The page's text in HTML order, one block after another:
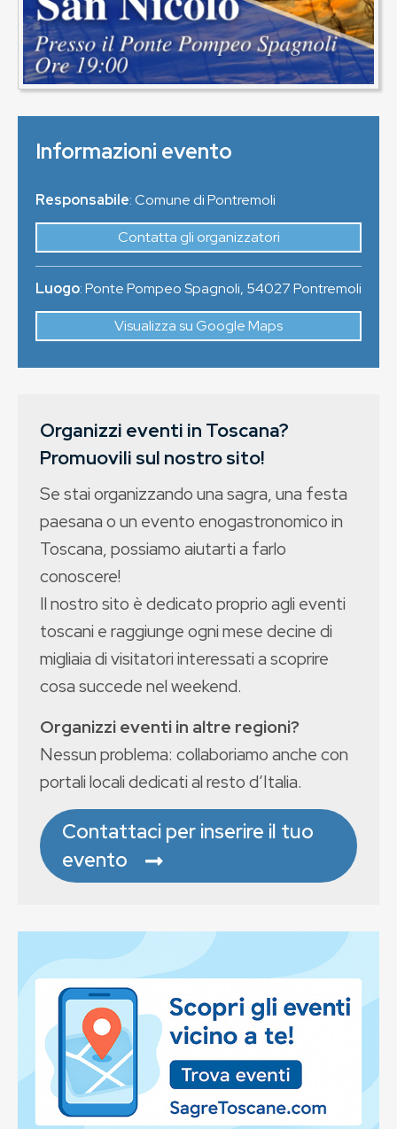
Informazioni evento
Responsabile: Comune di Pontremoli
Contatta gli organizzatori
Luogo:Ponte Pompeo Spagnoli, 54027Pontremoli
Visualizza su Google Maps
Organizzi eventi in Toscana?
Promuovili sul nostro sito!
Se stai organizzando una sagra, una festa
paesana o un evento enogastronomico in
Toscana, possiamo aiutarti a farlo
conoscere!
Il nostro sito è dedicato proprio agli eventi
toscani e raggiunge ogni mese decine di
migliaia di visitatori interessati a scoprire
cosa succede nel weekend.
Organizzi eventi in altre regioni?
Nessun problema: collaboriamo anche con
portali locali dedicati al resto d’Italia.
Contattaci per inserire il tuo
evento